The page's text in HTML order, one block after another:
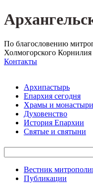
По благословению
Холмогорского Корнилия
Контакты
Архипастырь
Епархия сегодня
Храмы и монастыри
Духовенство
История Епархии
Святые и святыни
Вестник
Публикации